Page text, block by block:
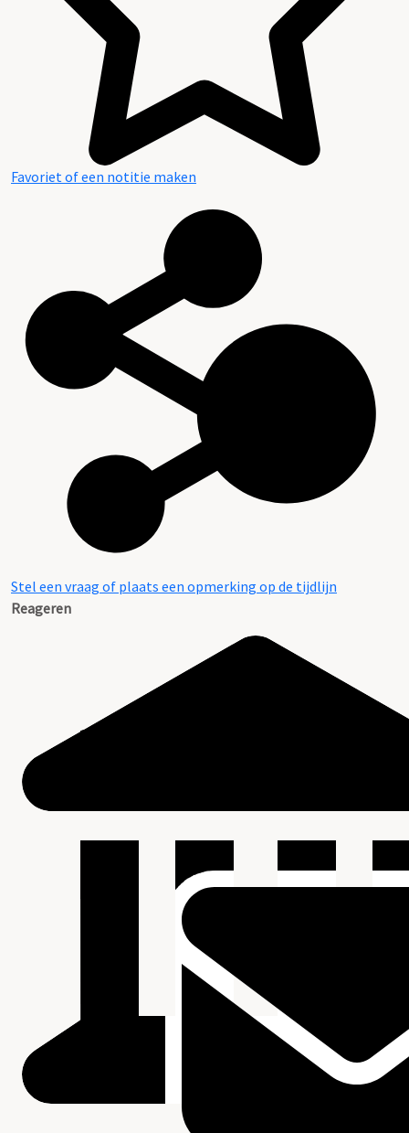
Favoriet of een notitie maken
Stel een vraag of plaats een opmerking op de tijdlijn
Reageren